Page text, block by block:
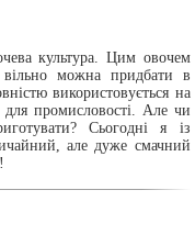
культура. Цим овочем
можна придбати в
використовується на
промисловості. Але чи
Сьогодні я із
але дуже смачний